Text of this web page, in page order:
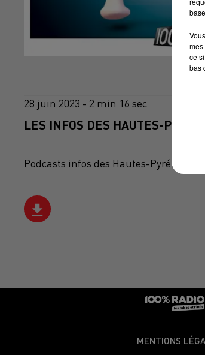
28 juin 2023 - 2 min 16 sec
LES INFOS DES HAUTES-
Podcasts infos des Hautes-Pyrénées
MENTIONS
mes
ce
bas